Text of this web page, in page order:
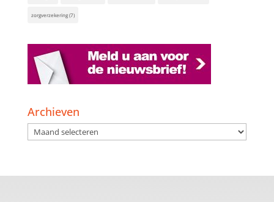
zorgverzekering(7)
Archieven
Archieven